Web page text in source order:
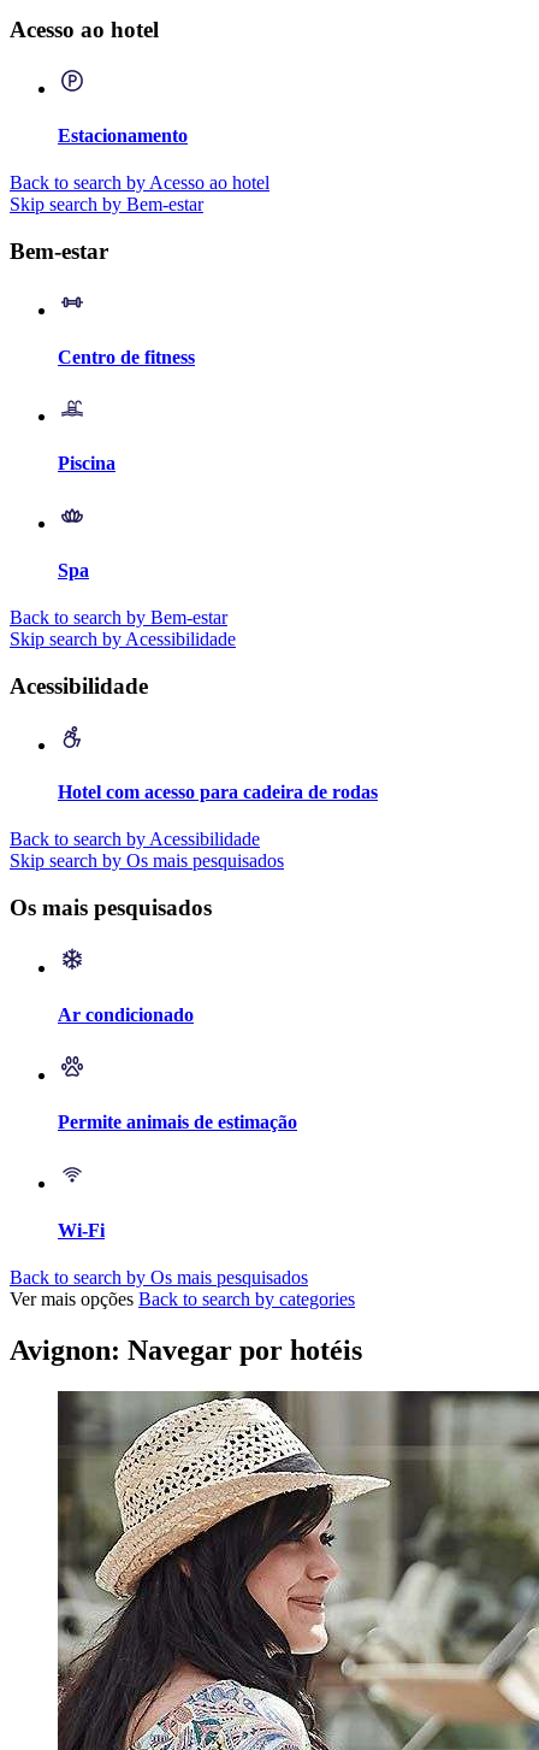
Acesso ao hotel
Estacionamento
Back to search by Acesso ao hotel
Skip search by Bem-estar
Bem-estar
Centro de fitness
Piscina
Spa
Back to search by Bem-estar
Skip search by Acessibilidade
Acessibilidade
Hotel com acesso para cadeira de rodas
Back to search by Acessibilidade
Skip search by Os mais pesquisados
Os mais pesquisados
Ar condicionado
Permite animais de estimação
Wi-Fi
Back to search by Os mais pesquisados
Ver mais opções Back to search by categories
Avignon: Navegar por hotéis